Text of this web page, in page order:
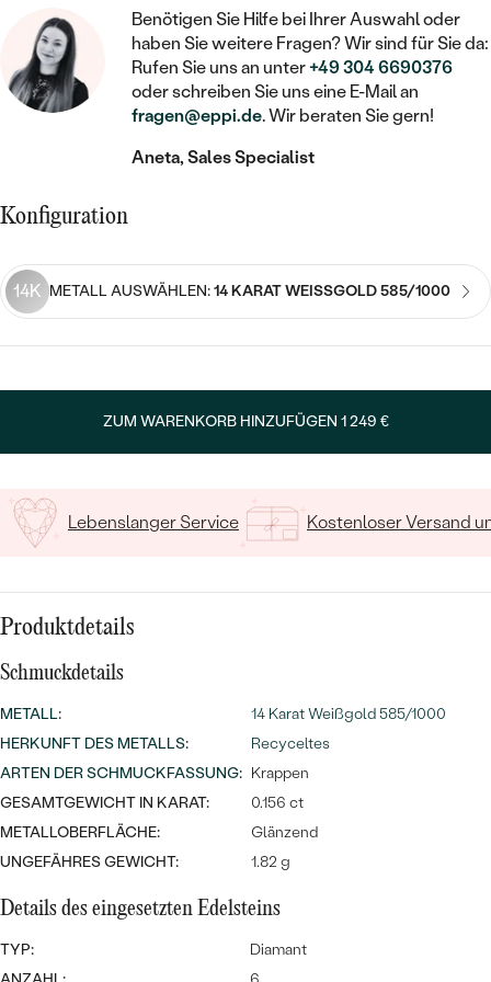
MIT FÜLLUNG
IM SET
LUXURIÖSE
Meistverkaufte
Eheringe
ANSCHAUEN
LAB GROWN DIAMANTEN ZUM
EINFASSEN
FARBIGE DIAMANTEN ZUM EINFASSEN
MIT DIAMANT
MIT LAB GROWN DIAMANT
MIT FARBIGEN DIAMANTEN
MIT SALT AND PEPPER DIAMANTEN
MIT EDELSTEIN
NACH MATERIAL
GOLD
PLATIN
SILBER
SCHMUCK FÜR KINDER
BROSCHEN
NACH MATERIAL
GOLD
SILBER
EDELSTEINSCHMUCK
SCHMUCK MIT LAB GROWN
DIAMANTEN
PERLENSCHMUCK
NACH STYL
PERSONALISIERT
SYMBOLISCH
MINIMALISTISCH
KINDER
PIERCINGS
PERLENOHRRINGE
LUXURIÖSE
MEDAILLON
KETTEN
NACH EDELSTEIN
MIT DIAMANT
PERLENKETTEN
PREISWERTE
LUXURIÖSE
SIEGELRINGE
PERSONALISIERT
MIT DIAMANT
MIT EDELSTEIN
PREISWERTE
LUXURIÖSE
Benötigen Sie Hilfe bei Ihrer Auswahl oder
haben Sie weitere Fragen? Wir sind für Sie da:
Rufen Sie uns an unter+49 304 6690376
oder schreiben Sie uns eine E-Mail an
fragen@eppi.de. Wir beraten Sie gern!
Aneta, Sales Specialist
Konfiguration
14K METALL AUSWÄHLEN:14 KARAT WEISSGOLD 585/1000
ZUM WARENKORB HINZUFÜGEN 1 249 €
Lebenslanger Service Kostenloser Versand
Produktdetails
Schmuckdetails
METALL:
14 Karat Weißgold 585/1000
HERKUNFT DES METALLS:
Recyceltes
ARTEN DER SCHMUCKFASSUNG: Krappen
GESAMTGEWICHT IN KARAT:
0.156 ct
METALLOBERFLÄCHE:
Glänzend
UNGEFÄHRES GEWICHT:
1.82 g
Details des eingesetzten Edelsteins
TYP:
Diamant